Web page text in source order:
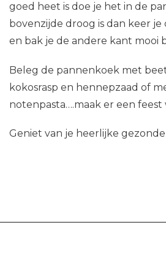
goed heet is doe je het in de
bovenzijde droog is dan keer
en bak je de andere kant mooi
Beleg de pannenkoek met
kokosrasp en hennepzaad of
notenpasta….maak er een feest
Geniet van je heerlijke